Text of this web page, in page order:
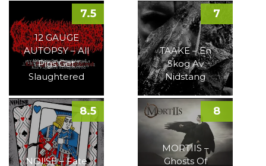
12 GAUGE
AUTOPSY – All
Pigs Get
Slaughtered
7.5
TAAKE – En
Skog Av
Nidstang
7
NOI!SE – Fate
8.5
MORTIIS –
Ghosts Of
8